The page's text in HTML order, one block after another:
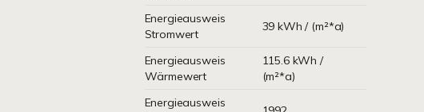
Energieausweis
Stromwert
39 kWh / (m²*a)
Energieausweis
Wärmewert
115.6 kWh /
(m²*a)
Energieausweis